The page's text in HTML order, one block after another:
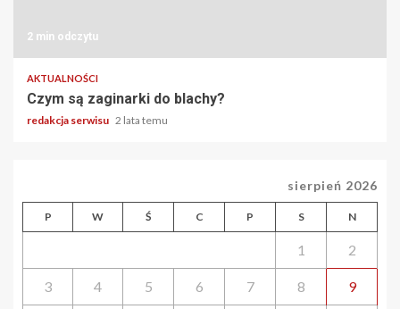
2 min odczytu
AKTUALNOŚCI
Czym są zaginarki do blachy?
redakcja serwisu 2 lata temu
sierpień 2026
P W Ś C P S N
1 2
3 4 5 6 7 8 9